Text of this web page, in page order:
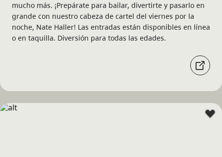
mucho más. ¡Prepárate para bailar, divertirte y pasarlo en
grande con nuestro cabeza de cartel del viernes por la
noche, Nate Haller! Las entradas están disponibles en línea
o en taquilla. Diversión para todas las edades.